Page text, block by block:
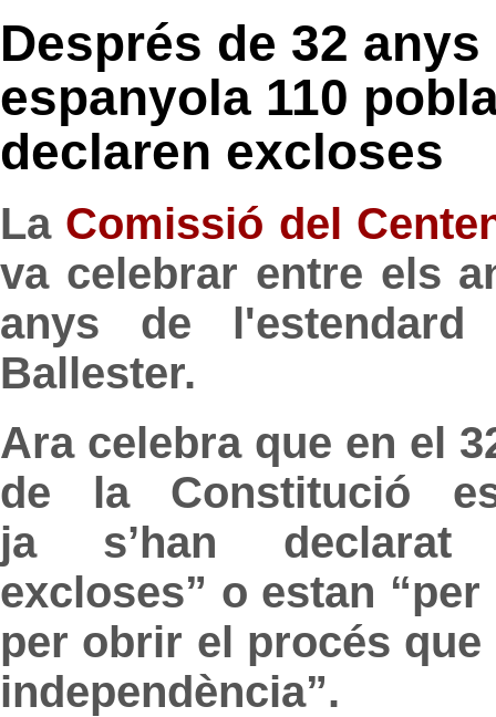
Després de 32
espanyola 110
declaren excloses
La Comissió del
va celebrar entre els
anys de
Ballester.
Ara celebra que en el
de la Constitució
ja s’han declarat
excloses” o estan
per obrir el procés
independència”.